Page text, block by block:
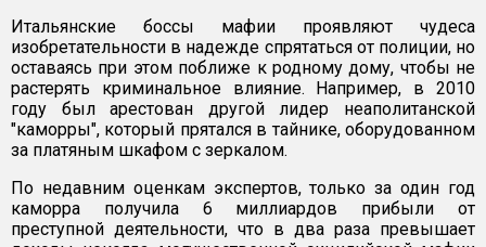
Итальянские боссы мафии проявляют чудеса
изобретательности в надежде спрятаться от полиции, но
оставаясь при этом поближе к родному дому, чтобы не
растерять криминальное влияние. Например, в 2010
году был арестован другой лидер неаполитанской
"каморры", который прятался в тайнике, оборудованном
за платяным шкафом с зеркалом.
По недавним оценкам экспертов, только за один год
каморра получила 6 миллиардов прибыли от
преступной деятельности, что в два раза превышает